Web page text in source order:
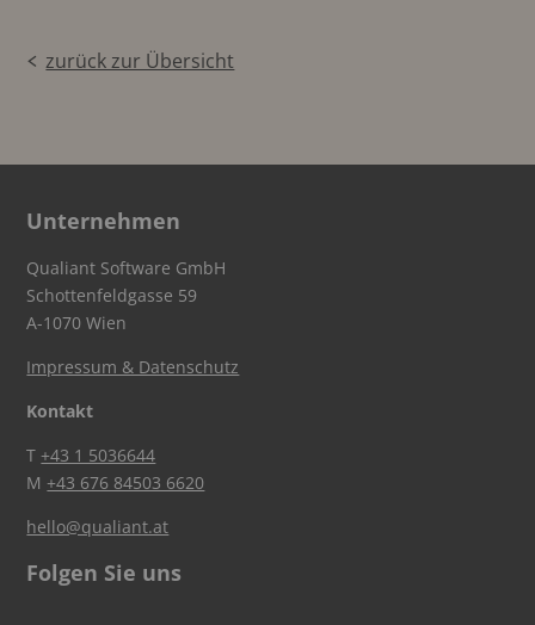
zurück zur Übersicht
Unternehmen
Qualiant Software GmbH
Schottenfeldgasse 59
A-1070 Wien
Impressum & Datenschutz
Kontakt
T+43 1 5036644
M+43 676 84503 6620
hello@qualiant.at
Folgen Sie uns